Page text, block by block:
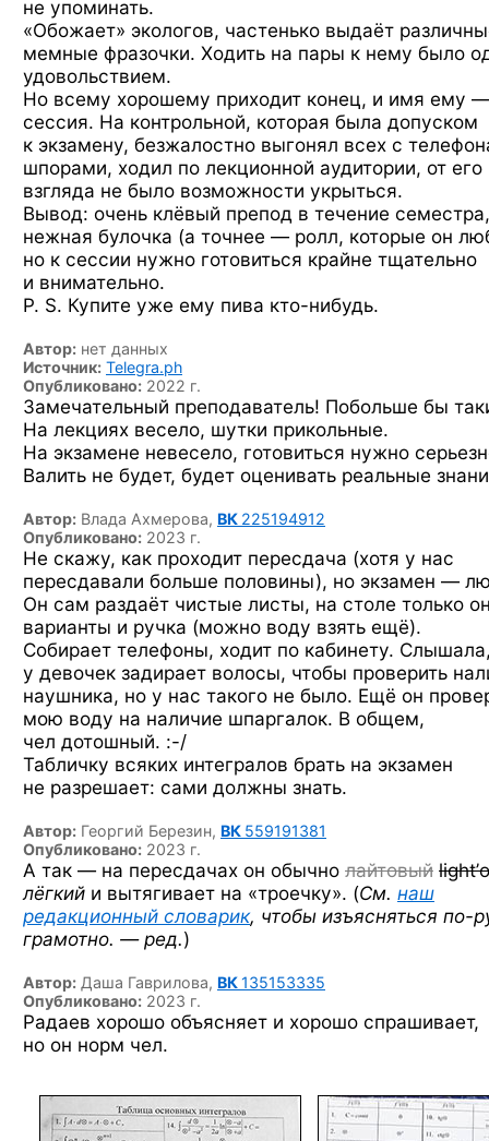
не упоминать.
«Обожает» экологов, частенько выдаёт
мемные фразочки. Ходить на пары к нему было
удовольствием.
Но всему хорошему приходит конец, и имя ему —
сессия. На контрольной, которая была допуском
к экзамену, безжалостно выгонял всех с
шпорами, ходил по лекционной аудитории, от его
взгляда не было возможности укрыться.
Вывод: очень клёвый препод в течение семестра,
нежная булочка (а точнее — ролл, которые он
но к сессии нужно готовиться крайне тщательно
и внимательно.
P. S. Купите уже ему пива кто-нибудь.
Автор: нет данных
Источник: Telegra.ph
Опубликовано: 2022 г.
Замечательный преподаватель! Побольше бы
На лекциях весело, шутки прикольные.
На экзамене невесело, готовиться нужно
Валить не будет, будет оценивать реальные
Автор: Влада Ахмерова, ВК 225194912
Опубликовано: 2023 г.
Не скажу, как проходит пересдача (хотя у нас
пересдавали больше половины), но экзамен —
Он сам раздаёт чистые листы, на столе только
варианты и ручка (можно воду взять ещё).
Собирает телефоны, ходит по кабинету.
у девочек задирает волосы, чтобы проверить
наушника, но у нас такого не было. Ещё он
мою воду на наличие шпаргалок. В общем,
чел дотошный. :-/
Табличку всяких интегралов брать на экзамен
не разрешает: сами должны знать.
Автор: Георгий Березин, ВК 559191381
Опубликовано: 2023 г.
А так — на пересдачах он обычно лайтовый
лёгкий и вытягивает на «троечку». (См. наш
редакционный словарик, чтобы изъясняться по-
грамотно. — ред.)
Автор: Даша Гаврилова, ВК135153335
Опубликовано: 2023 г.
Радаев хорошо объясняет и хорошо спрашивает,
но он норм чел.